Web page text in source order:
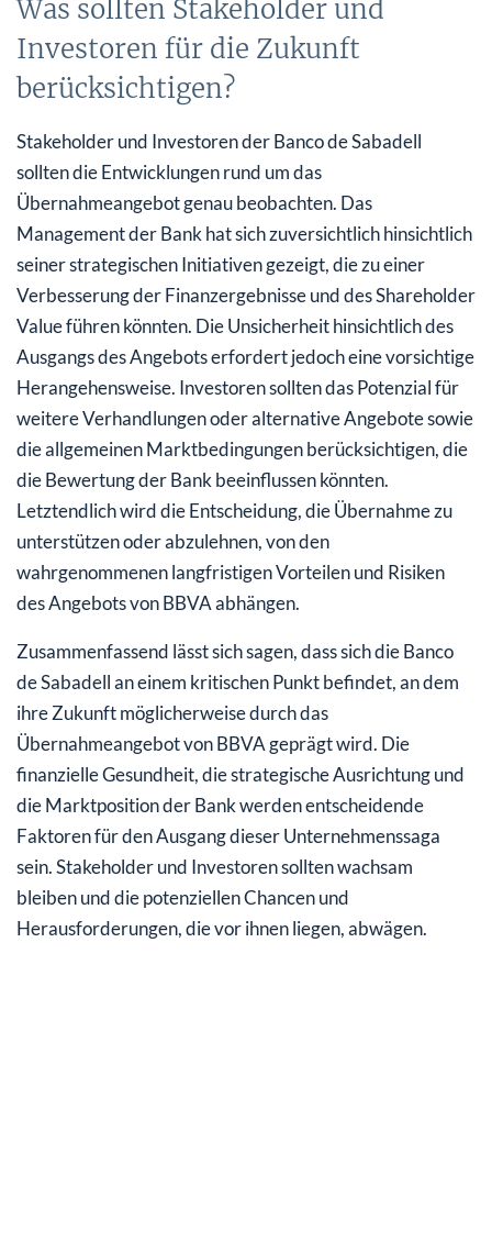
Was sollten Stakeholder und
Investoren für die Zukunft
berücksichtigen?
Stakeholder und Investoren der Banco de Sabadell
sollten die Entwicklungen rund um das
Übernahmeangebot genau beobachten. Das
Management der Bank hat sich zuversichtlich hinsichtlich
seiner strategischen Initiativen gezeigt, die zu einer
Verbesserung der Finanzergebnisse und des Shareholder
Value führen könnten. Die Unsicherheit hinsichtlich des
Ausgangs des Angebots erfordert jedoch eine vorsichtige
Herangehensweise. Investoren sollten das Potenzial für
weitere Verhandlungen oder alternative Angebote sowie
die allgemeinen Marktbedingungen berücksichtigen, die
die Bewertung der Bank beeinflussen könnten.
Letztendlich wird die Entscheidung, die Übernahme zu
unterstützen oder abzulehnen, von den
wahrgenommenen langfristigen Vorteilen und Risiken
des Angebots von BBVA abhängen.
Zusammenfassend lässt sich sagen, dass sich die Banco
de Sabadell an einem kritischen Punkt befindet, an dem
ihre Zukunft möglicherweise durch das
Übernahmeangebot von BBVA geprägt wird. Die
finanzielle Gesundheit, die strategische Ausrichtung und
die Marktposition der Bank werden entscheidende
Faktoren für den Ausgang dieser Unternehmenssaga
sein. Stakeholder und Investoren sollten wachsam
bleiben und die potenziellen Chancen und
Herausforderungen, die vor ihnen liegen, abwägen.